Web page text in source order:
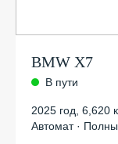
BMW X7
В пути
2025 год 6,620
Автомат ·